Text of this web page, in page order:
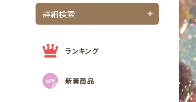
マグネティジェル
フラッシュジェル
ネイルマシン
詳細検索
ランキング
新着商品